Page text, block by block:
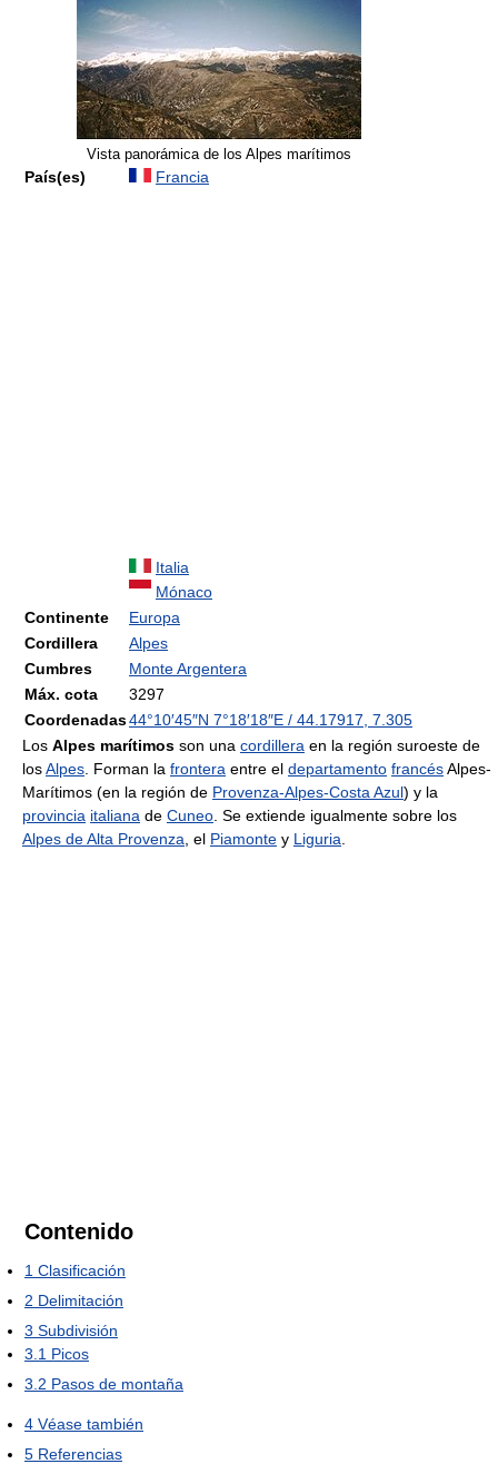
Vista panorámica de los Alpes marítimos
País(es) Francia
Italia
Mónaco
Continente
Europa
Cordillera
Alpes
Cumbres
Monte Argentera
Máx. cota
3297
Coordenadas44°10′45″N 7°18′18″E / 44.17917 7.305
Los Alpes marítimos son una cordillera en la región suroeste de
losAlpes . Forman la frontera entre el departamento francésAlpes-
Marítimos (en la región de Provenza-Alpes-Costa Azul) y la
provincia italiana de Cuneo . Se extiende igualmente sobre los
Alpes de Alta Provenza , el Piamonte y Liguria
Contenido
1 Clasificación
2 Delimitación
3 Subdivisión
3.1 Picos
3.2 Pasos de montaña
4 Véase también
5 Referencias